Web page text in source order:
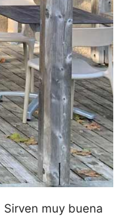
muy buena